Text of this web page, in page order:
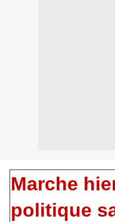
Marche
politique